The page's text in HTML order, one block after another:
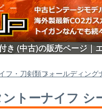
き (中古)の販売ページ｜
フ・刀剣類フォールディング
トーナイフ シ